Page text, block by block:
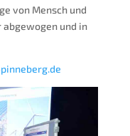
von Mensch und
und in